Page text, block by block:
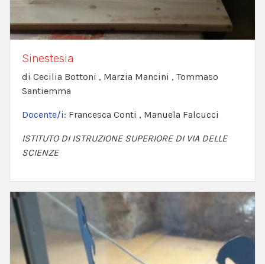
Sinestesia
di Cecilia Bottoni , Marzia Mancini , Tommaso
Santiemma
Docente/i: Francesca Conti , Manuela Falcucci
ISTITUTO DI ISTRUZIONE SUPERIORE DI VIA DELLE
SCIENZE